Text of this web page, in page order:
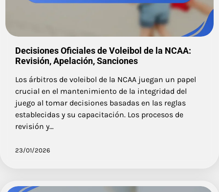
Decisiones Oficiales de Voleibol de la NCAA:
Revisión, Apelación, Sanciones
Los árbitros de voleibol de la NCAA juegan un papel
crucial en el mantenimiento de la integridad del
juego al tomar decisiones basadas en las reglas
establecidas y su capacitación. Los procesos de
revisión y…
23/01/2026